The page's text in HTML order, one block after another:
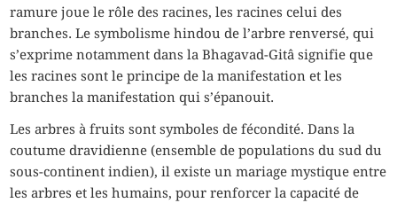
ramure joue le rôle des racines, les racines celui des
branches. Le symbolisme hindou de l’arbre renversé, qui
s’exprime notamment dans la Bhagavad-Gitâ signifie que
les racines sont le principe de la manifestation et les
branches la manifestation qui s’épanouit.
Les arbres à fruits sont symboles de fécondité. Dans la
coutume dravidienne (ensemble de populations du sud du
sous-continent indien), il existe un mariage mystique entre
les arbres et les humains, pour renforcer la capacité de